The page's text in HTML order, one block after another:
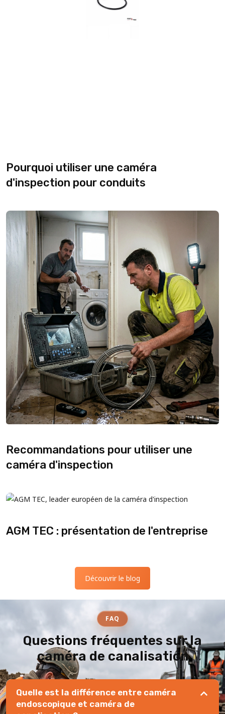
Pourquoi utiliser une caméra
d'inspection pour conduits
Recommandations pour utiliser une
caméra d'inspection
AGM TEC : présentation de l'entreprise
Découvrir le blog
FAQ
Questions fréquentes sur la
caméra de canalisation
Quelle est la différence entre caméra
endoscopique et caméra de